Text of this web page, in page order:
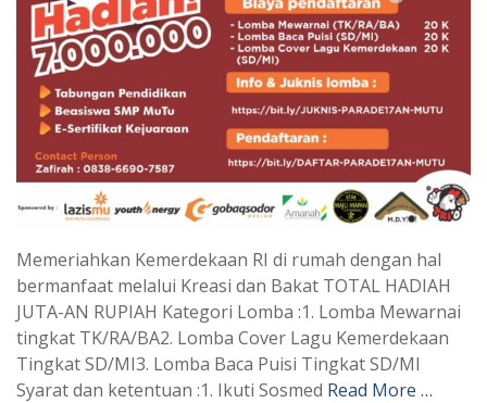
Memeriahkan Kemerdekaan RI di rumah dengan hal
bermanfaat melalui Kreasi dan Bakat TOTAL HADIAH
JUTA-AN RUPIAH Kategori Lomba :1. Lomba Mewarnai
tingkat TK/RA/BA2. Lomba Cover Lagu Kemerdekaan
Tingkat SD/MI3. Lomba Baca Puisi Tingkat SD/MI
Syarat dan ketentuan :1. Ikuti Sosmed Read More …